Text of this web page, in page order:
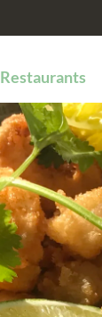
Restaurants